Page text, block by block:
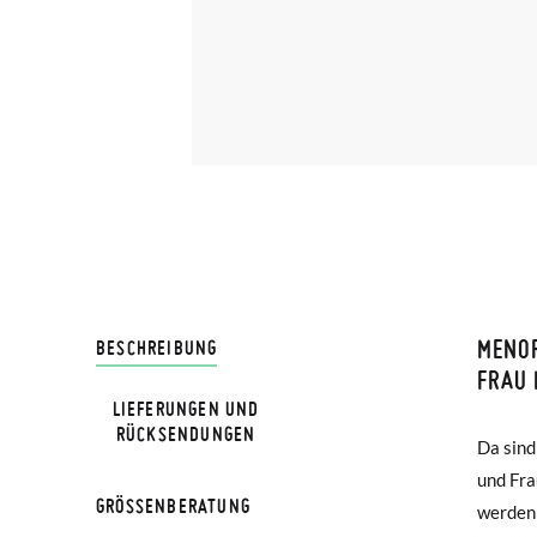
BESCHREIBUNG
FRAU
Da
und
auch
LIEFERUNGEN UND
RÜCKSENDUNGEN
GRÖSSENBERATUNG